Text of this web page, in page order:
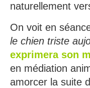
naturellement
On voit en
le chien triste
exprimera son
en médiation
amorcer la suite